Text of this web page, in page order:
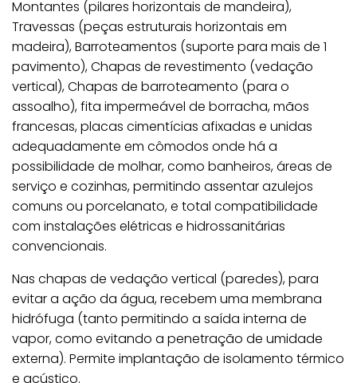
Montantes (pilares horizontais de mandeira),
Travessas (peças estruturais horizontais em
madeira), Barroteamentos (suporte para mais de 1
pavimento), Chapas de revestimento (vedação
vertical), Chapas de barroteamento (para o
assoalho), fita impermeável de borracha, mãos
francesas, placas cimentícias afixadas e unidas
adequadamente em cômodos onde há a
possibilidade de molhar, como banheiros, áreas de
serviço e cozinhas, permitindo assentar azulejos
comuns ou porcelanato, e total compatibilidade
com instalações elétricas e hidrossanitárias
convencionais.
Nas chapas de vedação vertical (paredes), para
evitar a ação da água, recebem uma membrana
hidrófuga (tanto permitindo a saída interna de
vapor, como evitando a penetração de umidade
externa). Permite implantação de isolamento térmico
e acústico.